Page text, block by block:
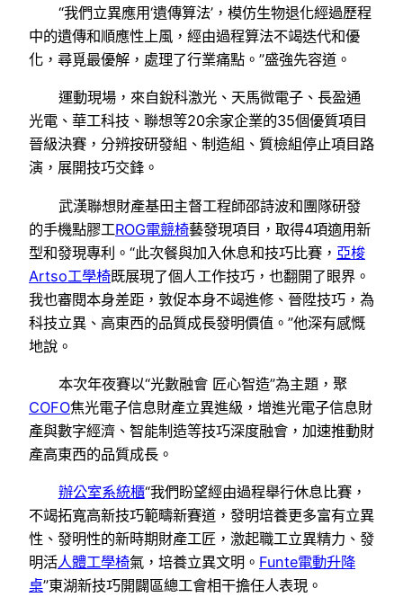
“我們立異應用‘遺傳算法’，模仿生物退化經過歷程
中的遺傳和順應性上風，經由過程算法不竭迭代和優
化，尋覓最優解，處理了行業痛點。”盛強先容道。
運動現場，來自銳科激光、天馬微電子、長盈通
光電、華工科技、聯想等20余家企業的35個優質項目
晉級決賽，分辨按研發組、制造組、質檢組停止項目路
演，展開技巧交鋒。
武漢聯想財產基田主督工程師邵詩波和團隊研發
的手機點膠工ROG電競椅藝發現項目，取得4項適用新
型和發現專利。“此次餐與加入休息和技巧比賽， 亞梭
Artso工學椅既展現了個人工作技巧，也翻開了眼界。
我也審閱本身差距，敦促本身不竭進修、晉陞技巧，為
科技立異、高東西的品質成長發明價值。”他深有感慨
地說。
本次年夜賽以“光數融會 匠心智造”為主題，聚
COFO焦光電子信息財產立異進級，增進光電子信息財
產與數字經濟、智能制造等技巧深度融會，加速推動財
產高東西的品質成長。
辦公室系統櫃“我們盼望經由過程舉行休息比賽，
不竭拓寬高新技巧範疇新賽道，發明培養更多富有立異
性、發明性的新時期財產工匠，激起職工立異精力、發
明活人體工學椅氣，培養立異文明。 Funte電動升降
桌”東湖新技巧開闢區總工會相干擔任人表現。